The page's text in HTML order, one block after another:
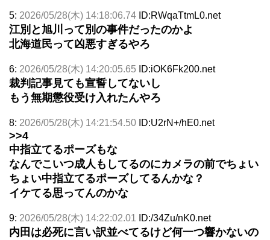
5: 2026/05/28(木) 14:18:06.74 ID:RWqaTtmL0.net
江別と旭川って別の事件だったのかよ
北海道民って凶悪すぎるやろ
6: 2026/05/28(木) 14:20:05.65 ID:iOK6Fk200.net
裁判記事見ても宣誓してないし
もう無期懲役受け入れたんやろ
8: 2026/05/28(木) 14:21:54.50 ID:U2rN+/hE0.net
>>4
中指立てるポーズもな
なんでこいつ成人もしてるのにカメラの前でちょい
ちょい中指立てるポーズしてるんかな？
イケてる思ってんのかな
9: 2026/05/28(木) 14:22:02.01 ID:/34Zu/nK0.net
内田は必死に言い訳並べてるけど何一つ響かないの